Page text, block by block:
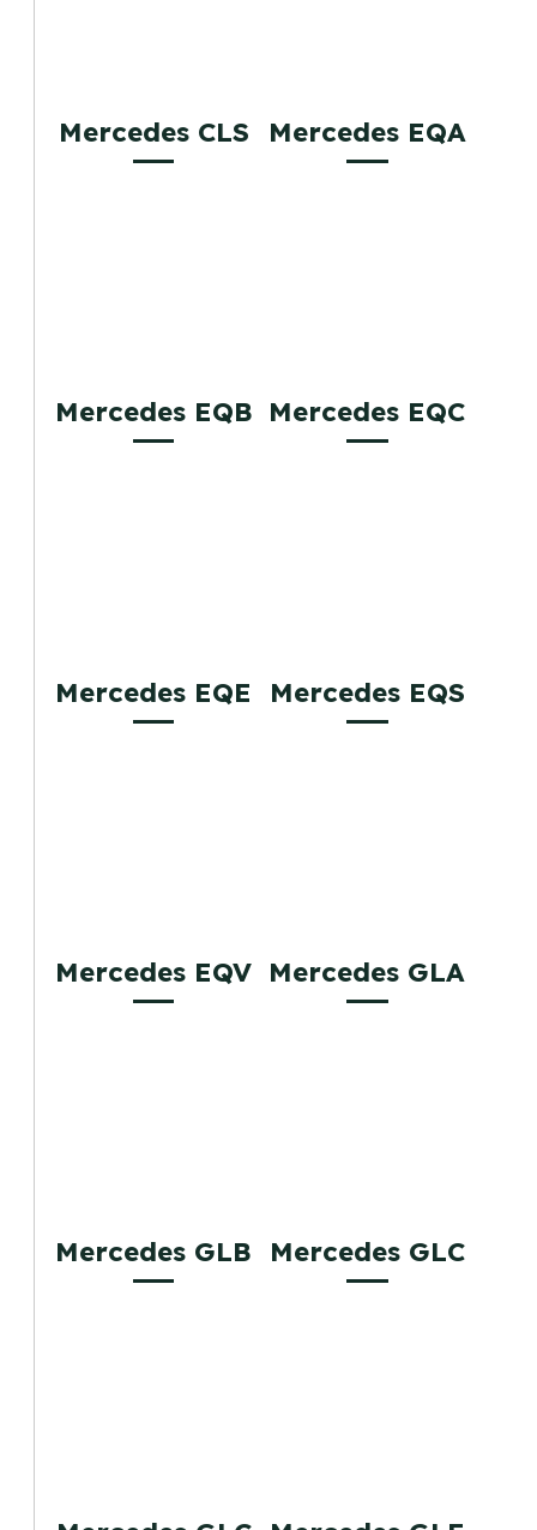
Mercedes CLS Mercedes EQA
Mercedes EQB Mercedes EQC
Mercedes EQE Mercedes EQS
Mercedes EQV Mercedes GLA
Mercedes GLB Mercedes GLC